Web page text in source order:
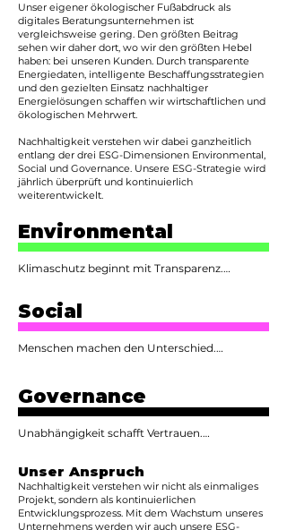
Unser eigener ökologischer Fußabdruck als
digitales Beratungsunternehmen ist
vergleichsweise gering. Den größten Beitrag
sehen wir daher dort, wo wir den größten Hebel
haben: bei unseren Kunden. Durch transparente
Energiedaten, intelligente Beschaffungsstrategien
und den gezielten Einsatz nachhaltiger
Energielösungen schaffen wir wirtschaftlichen und
ökologischen Mehrwert.
Nachhaltigkeit verstehen wir dabei ganzheitlich
entlang der drei ESG-Dimensionen Environmental,
Social und Governance. Unsere ESG-Strategie wird
jährlich überprüft und kontinuierlich
weiterentwickelt.
Environmental
Klimaschutz beginnt mit Transparenz.
Wir unterstützen Immobilienunternehmen
dabei, ihre Energieverbräuche transparent zu
machen, fundierte
Beschaffungsentscheidungen zu treffen und
Grundlage für datenbasierte Entscheidungen
und macht Einsparungen bei Kosten und
Emissionen messbar.
Immobilienportfolios jährlich um
durchschnittlich mindestens 6 % CO₂ zu
verbessern – als Beitrag zu den deutschen
Klimazielen bis 2030 und zur Klimaneutralität
Social
Menschen machen den Unterschied.
Verantwortung gegenüber Menschen. Wir
Vielfalt fördert, Chancen schafft und Wissen
Mit unserem Wachstum möchten wir gezielt
Frauen sowie junge Talente fördern und
langfristig entwickeln. Dazu gehören
insbesondere Werkstudierende, dual
Governance
Unabhängigkeit schafft Vertrauen.
NeoBid ist vollständig eigentümergeführt und
unabhängig. Wir sind weder von Investoren
noch von Energielieferanten abhängig.
Dadurch können wir ausschließlich im
Unser Anspruch
Nachhaltigkeit verstehen wir nicht als einmaliges
Projekt, sondern als kontinuierlichen
Entwicklungsprozess. Mit dem Wachstum unseres
Unternehmens werden wir auch unsere ESG-